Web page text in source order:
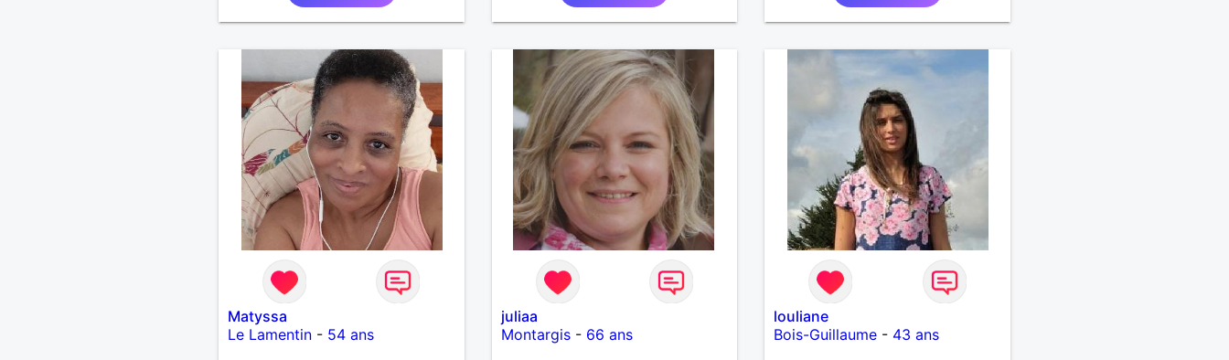
Matyssa
Le Lamentin- 54 ans
juliaa
Montargis- 66 ans
louliane
Bois-Guillaume - 43 ans